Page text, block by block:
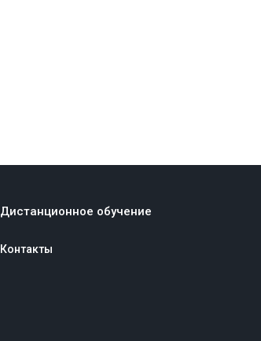
Дистанционное обучение
Контакты